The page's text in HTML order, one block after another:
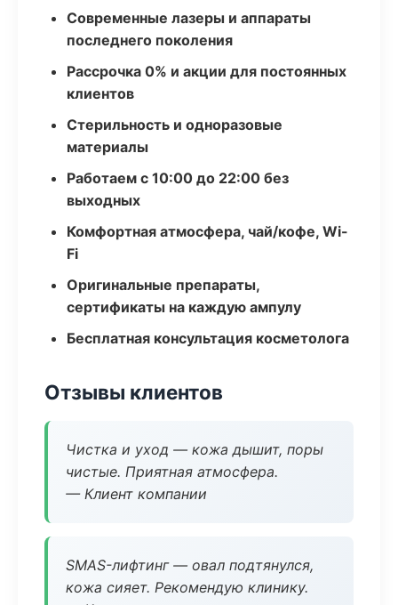
Современные лазеры и аппараты
последнего поколения
Рассрочка 0% и акции для постоянных
клиентов
Стерильность и одноразовые
материалы
Работаем с 10:00 до 22:00 без
выходных
Комфортная атмосфера, чай/кофе, Wi-
Fi
Оригинальные препараты,
сертификаты на каждую ампулу
Бесплатная консультация косметолога
Отзывы клиентов
Чистка и уход — кожа дышит, поры
чистые. Приятная атмосфера.
— Клиент компании
SMAS-лифтинг — овал подтянулся,
кожа сияет. Рекомендую клинику.